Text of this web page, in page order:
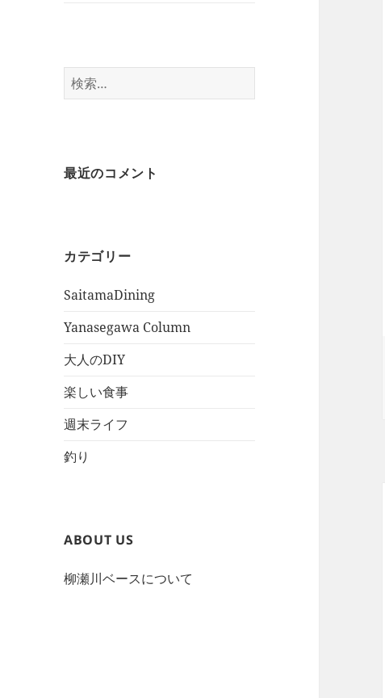
検
索:
最近のコメント
カテゴリー
SaitamaDining
Yanasegawa Column
大人のDIY
楽しい食事
週末ライフ
釣り
ABOUT US
柳瀬川ベースについて